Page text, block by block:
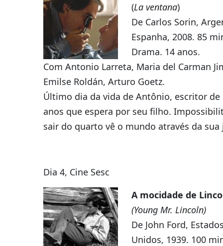
(La ventana)
De Carlos Sorin,
Espanha, 2008. 85
Drama. 14 anos.
Com Antonio Larreta, Maria del Carman
Emilse Roldán, Arturo Goetz.
Último dia da vida de Antônio, escritor de
anos que espera por seu filho.
sair do quarto vê o mundo através da sua
Dia 4, Cine Sesc
A mocidade de
(Young Mr. Lincoln)
De John Ford,
Unidos, 1939. 100